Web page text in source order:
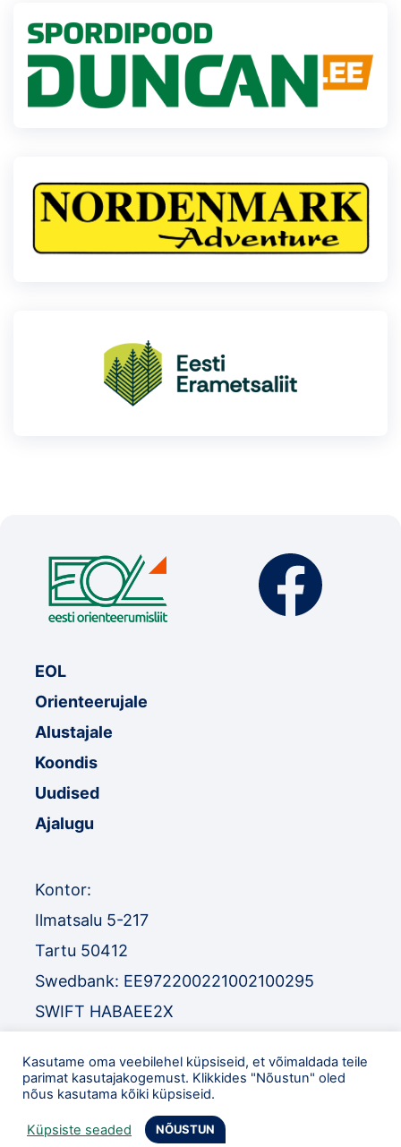
EOL
Orienteerujale
Alustajale
Koondis
Uudised
Ajalugu
Kontor:
Ilmatsalu 5-217
Tartu 50412
Swedbank: EE972200221002100295
SWIFT HABAEE2X
SWIFT EEUHEE2X
TEL:+372 52 32 977
eol@orienteerumine.ee
Kasutame oma veebilehel küpsiseid, et võimaldada teile
parimat kasutajakogemust. Klikkides "Nõustun" oled
nõus kasutama kõiki küpsiseid.
Küpsiste seaded NÕUSTUN